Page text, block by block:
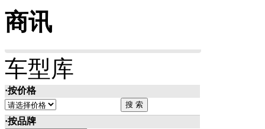
商讯
车型库
·按价格
·按品牌